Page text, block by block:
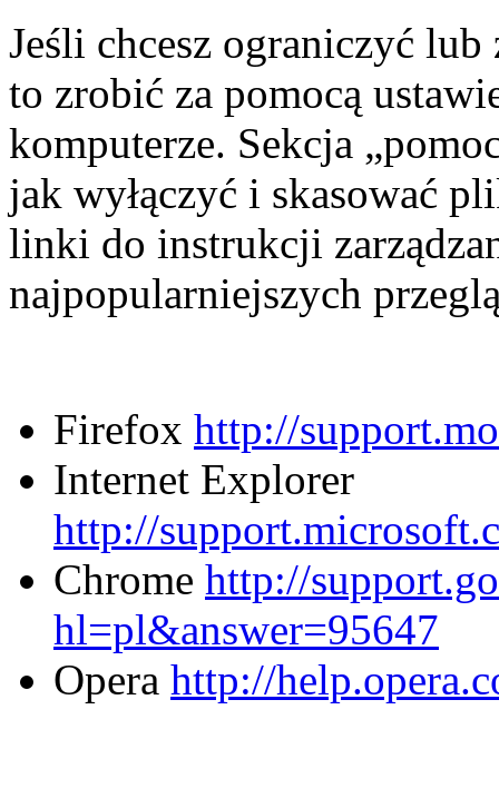
Jeśli chcesz ograniczyć
to zrobić za pomocą
komputerze. Sekcja
jak wyłączyć i skasować
linki do instrukcji
najpopularniejszych
Firefox http://
Internet Explorer
http://
Chrome http://
hl=pl&answer=95647
Opera http://